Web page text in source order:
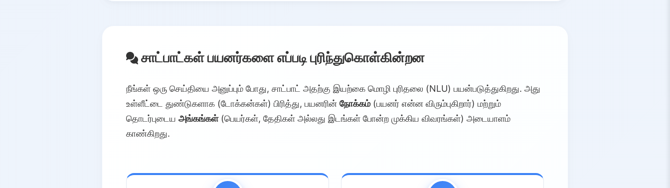
சாட்பாட்கள் பயனர்களை எப்படி புரிந்துகொள்கின்றன
நீங்கள் ஒரு செய்தியை அனுப்பும் போது, சாட்பாட் அதற்கு இயற்கை மொழி புரிதலை (NLU) பயன்படுத்துகிறது. அது
உள்ளீட்டை துண்டுகளாக (டோக்கன்கள்) பிரித்து, பயனரின் நோக்கம்(பயனர் என்ன விரும்புகிறார்) மற்றும்
தொடர்புடைய அங்கங்கள்(பெயர்கள், தேதிகள் அல்லது இடங்கள் போன்ற முக்கிய விவரங்கள்) அடையாளம்
காண்கிறது.